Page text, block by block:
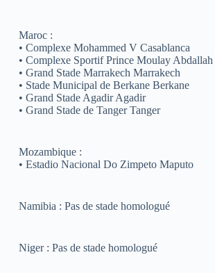
Maroc :
• Complexe Mohammed V Casablanca
• Complexe Sportif Prince Moulay Abdallah
• Grand Stade Marrakech Marrakech
• Stade Municipal de Berkane Berkane
• Grand Stade Agadir Agadir
• Grand Stade de Tanger Tanger
Mozambique :
• Estadio Nacional Do Zimpeto Maputo
Namibia : Pas de stade homologué
Niger : Pas de stade homologué